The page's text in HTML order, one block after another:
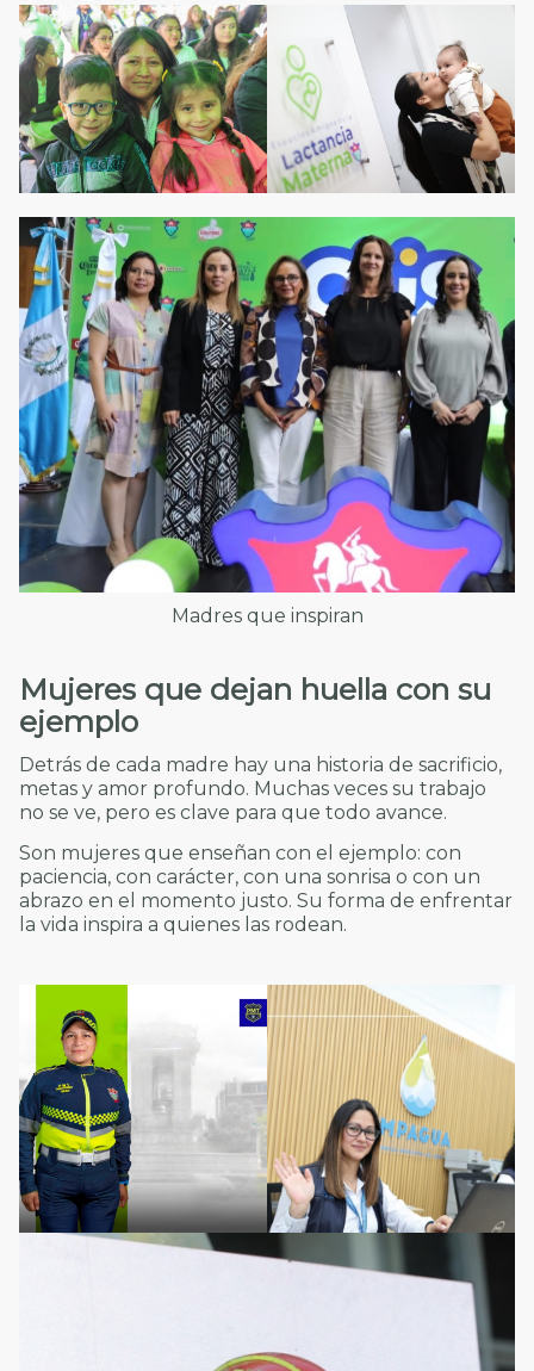
Madres que inspiran
Mujeres que dejan huella con su
ejemplo
Detrás de cada madre hay una historia de sacrificio,
metas y amor profundo. Muchas veces su trabajo
no se ve, pero es clave para que todo avance.
Son mujeres que enseñan con el ejemplo: con
paciencia, con carácter, con una sonrisa o con un
abrazo en el momento justo. Su forma de enfrentar
la vida inspira a quienes las rodean.